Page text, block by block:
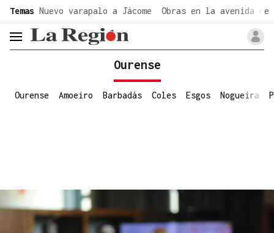
Temas Nuevo varapalo a Jácome Obras en la avenida de
header.menu.open
Ourense
Ourense Amoeiro Barbadás Coles Esgos Nogueira